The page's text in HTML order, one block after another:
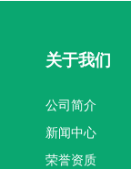
关于我们
公司简介
新闻中心
荣誉资质